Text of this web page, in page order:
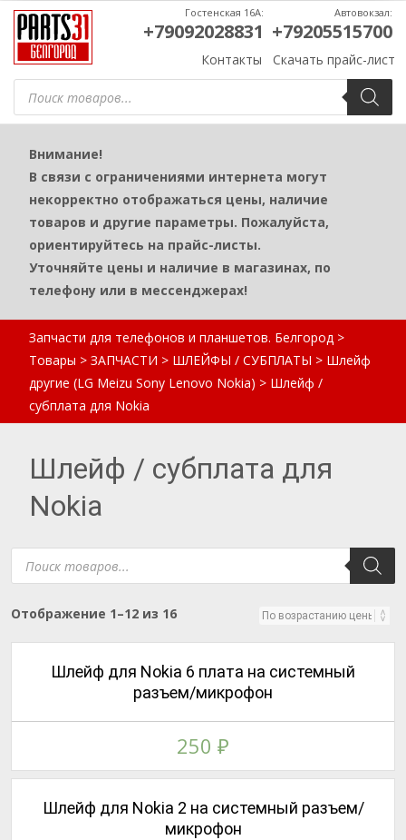
Поиск
товаров
Контакты Скачать прайс-лист
Гостенская 16А:
+79092028831
Автовокзал:
+79205515700
Внимание!
В связи с ограничениями интернета могут
некорректно отображаться цены, наличие
товаров и другие параметры. Пожалуйста,
ориентируйтесь на прайс-листы.
Уточняйте цены и наличие в магазинах, по
телефону или в мессенджерах!
Запчасти для телефонов и планшетов. Белгород >
Товары > ЗАПЧАСТИ > ШЛЕЙФЫ / СУБПЛАТЫ > Шлейф
другие (LG Meizu Sony Lenovo Nokia) > Шлейф /
субплата для Nokia
Шлейф / субплата для
Nokia
Поиск
товаров
Отображение 1–12 из 16Цены:
Шлейф для Nokia 2 на системный разъем/
микрофон
Шлейф для Nokia 6 плата на системный
разъем/микрофон
250 ₽